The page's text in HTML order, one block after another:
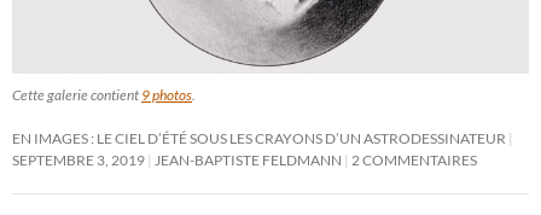
Cette galerie contient 9 photos.
EN IMAGES : LE CIEL D’ÉTÉ SOUS LES CRAYONS D’UN ASTRODESSINATEUR
SEPTEMBRE 3, 2019 JEAN-BAPTISTE FELDMANN 2 COMMENTAIRES